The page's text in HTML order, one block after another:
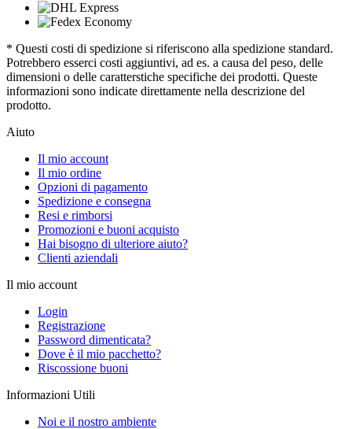
* Questi costi di spedizione si riferiscono alla spedizione standard.
Potrebbero esserci costi aggiuntivi, ad es. a causa del peso, delle
dimensioni o delle caratterstiche specifiche dei prodotti. Queste
informazioni sono indicate direttamente nella descrizione del
prodotto.
Aiuto
Il mio account
Il mio ordine
Opzioni di pagamento
Spedizione e consegna
Resi e rimborsi
Promozioni e buoni acquisto
Hai bisogno di ulteriore aiuto?
Clienti aziendali
Il mio account
Login
Registrazione
Password dimenticata?
Dove è il mio pacchetto?
Riscossione buoni
Informazioni Utili
Noi e il nostro ambiente